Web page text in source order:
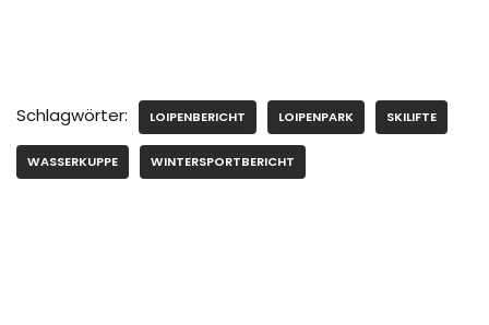
Schlagwörter: LOIPENBERICHT LOIPENPARK SKILIFTE
WASSERKUPPE WINTERSPORTBERICHT